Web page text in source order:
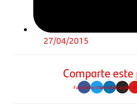
27/04/2015
Comparte este
FacebookTwitterLinkedinInstagram